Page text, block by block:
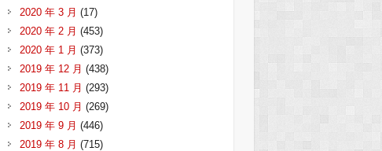
2020 年 3 月 (17)
2020 年 2 月 (453)
2020 年 1 月 (373)
2019 年 12 月 (438)
2019 年 11 月 (293)
2019 年 10 月 (269)
2019 年 9 月 (446)
2019 年 8 月 (715)